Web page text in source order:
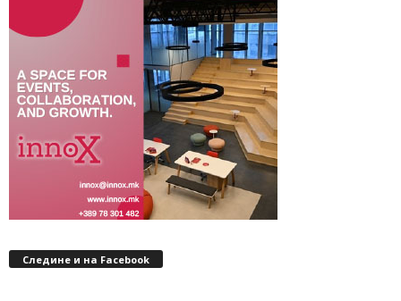
Следине и на Facebook